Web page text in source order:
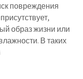
повреждения
образ жизни или
В таких